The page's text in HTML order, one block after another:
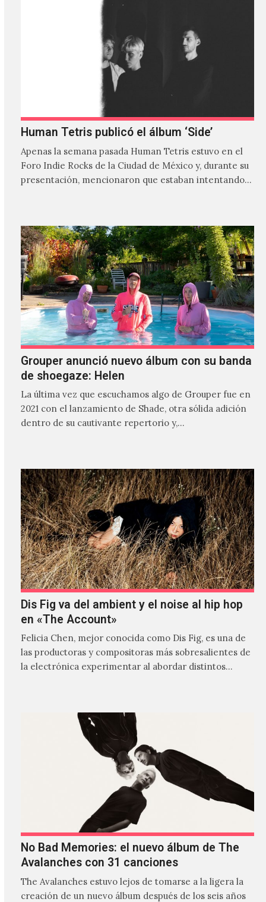
Human Tetris publicó el álbum ‘Side’
Apenas la semana pasada Human Tetris estuvo en el
Foro Indie Rocks de la Ciudad de México y, durante su
presentación, mencionaron que estaban intentando…
Grouper anunció nuevo álbum con su banda
de shoegaze: Helen
La última vez que escuchamos algo de Grouper fue en
2021 con el lanzamiento de Shade, otra sólida adición
dentro de su cautivante repertorio y,…
Dis Fig va del ambient y el noise al hip hop
en «The Account»
Felicia Chen, mejor conocida como Dis Fig, es una de
las productoras y compositoras más sobresalientes de
la electrónica experimentar al abordar distintos
No Bad Memories: el nuevo álbum de The
Avalanches con 31 canciones
The Avalanches estuvo lejos de tomarse a la ligera la
creación de un nuevo álbum después de los seis años